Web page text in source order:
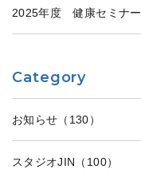
2025年度 健康セミナー
Category
お知らせ （130）
スタジオJIN （100）